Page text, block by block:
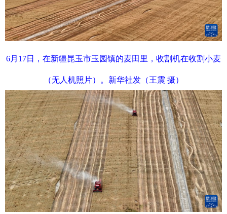
6月17日，在新疆昆玉市玉园镇的麦田里，收割机在收割小麦
（无人机照片）。新华社发（王震 摄）